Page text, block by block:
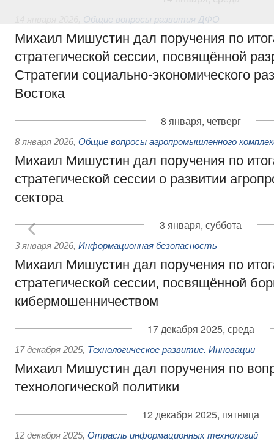
Общие вопросы развития ДФО
Михаил Мишустин дал поручения по
стратегической сессии, посвящённой
Стратегии социально-экономического
Востока
8 января, четверг
8 января 2026, Общие вопросы агропромышленного
Михаил Мишустин дал поручения по
стратегической сессии о развитии
сектора
3 января, суббота
3 января 2026, Информационная безопасность
Михаил Мишустин дал поручения по
стратегической сессии, посвящённой
кибермошенничеством
17 декабря 2025, среда
17 декабря 2025, Технологическое развитие. Инновации
Михаил Мишустин дал поручения по
технологической политики
12 декабря 2025, пятница
12 декабря 2025, Отрасль информационных технологий